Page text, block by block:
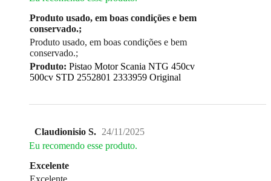
Produto usado, em boas condições e bem
conservado.;
Produto usado, em boas condições e bem
conservado.;
Produto: Pistao Motor Scania NTG 450cv
500cv STD 2552801 2333959 Original
Claudionisio S. 24/11/2025
Eu recomendo esse produto.
Excelente
Excelente